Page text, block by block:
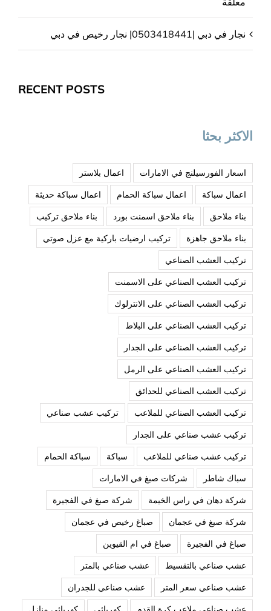
نجار في دبي |0503418441| نجار رخيص في دبي
RECENT POSTS
الاكثر بحثا
اسعار الفورسيلنج في الامارات
اعمال بلاستر
اعمال سباكة
اعمال سباكة الحمام
اعمال سباكة حديثة
بناء ملاحق
بناء ملاحق اسمنت بورد
بناء ملاحق تركيب
بناء ملاحق جاهزة
تركيب ارضيات باركية مع عزل صوتي
تركيب العشب الصناعي
تركيب العشب الصناعي على الاسمنت
تركيب العشب الصناعي على الانترلوك
تركيب العشب الصناعي على البلاط
تركيب العشب الصناعي على الجدار
تركيب العشب الصناعي على الرمل
تركيب العشب الصناعي للحدائق
تركيب العشب الصناعي للملاعب
تركيب عشب صناعي
تركيب عشب صناعي على الجدار
تركيب عشب صناعي للملاعب
سباكة
سباكة الحمام
سباك شاطر
شركات صبغ في الامارات
شركة دهان في راس الخيمة
شركة صبغ في الفجيرة
شركة صبغ في عجمان
صباغ رخيص في عجمان
صباغ في الفجيرة
صباغ في ام القيوين
عشب صناعي بالتقسيط
عشب صناعي بالمتر
عشب صناعي سعر المتر
عشب صناعي للجدران